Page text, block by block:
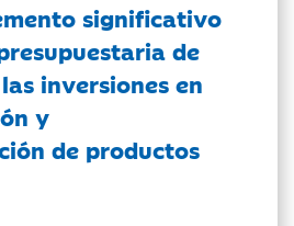
significativo
de
inversiones en
y
de productos